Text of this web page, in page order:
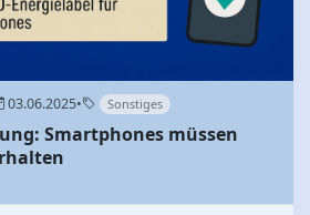
03.06.2025• Sonstiges
Smartphones müssen